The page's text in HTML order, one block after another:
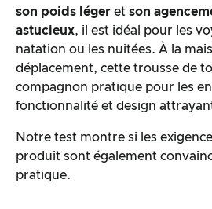
son poids léger et son
astucieux, il est idéal pour les
natation ou les nuitées. À la
déplacement, cette trousse de
compagnon pratique pour les
fonctionnalité et design
Notre test montre si les
produit sont également
pratique.